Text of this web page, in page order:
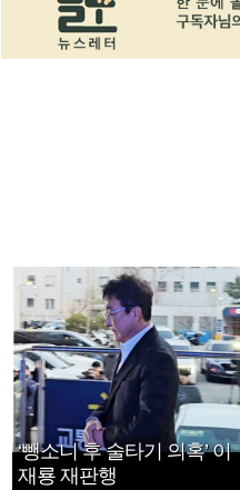
‘뺑소니 후 술타기 의혹’ 이
재룡 재판행